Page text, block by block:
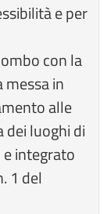
e per
con la
messa in
alle
dei luoghi di
integrato
1 del